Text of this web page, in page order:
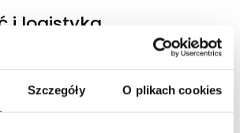
Szczegóły O plikach cookies
i logistyka
osobisty
InPost, odiór osobisty